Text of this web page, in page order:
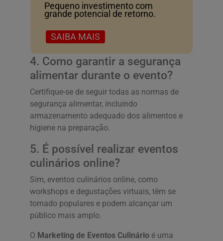
Pequeno investimento com
grande potencial de retorno.
SAIBA MAIS
4. Como garantir a segurança
alimentar durante o evento?
Certifique-se de seguir todas as normas de
segurança alimentar, incluindo
armazenamento adequado dos alimentos e
higiene na preparação.
5. É possível realizar eventos
culinários online?
Sim, eventos culinários online, como
workshops e degustações virtuais, têm se
tornado populares e podem alcançar um
público mais amplo.
O Marketing de Eventos Culinário é uma